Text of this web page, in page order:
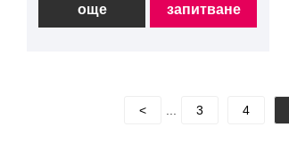
още
запитване
< 3 4